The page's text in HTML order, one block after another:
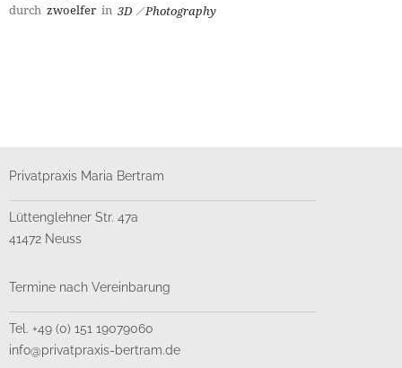
durch zwoelfer in 3D Photography
Privatpraxis Maria Bertram
Lüttenglehner Str. 47a
41472 Neuss
Termine nach Vereinbarung
Tel. +49 (0) 151 19079060
info@privatpraxis-bertram.de